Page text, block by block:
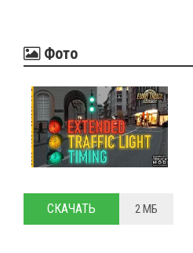
Фото
СКАЧАТЬ 2 МБ